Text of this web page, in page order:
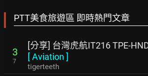
PTT美食旅遊區 即時熱門文章
3
7
[分享] 台灣虎航IT216 TPE-
[Aviation ]
tigerteeth